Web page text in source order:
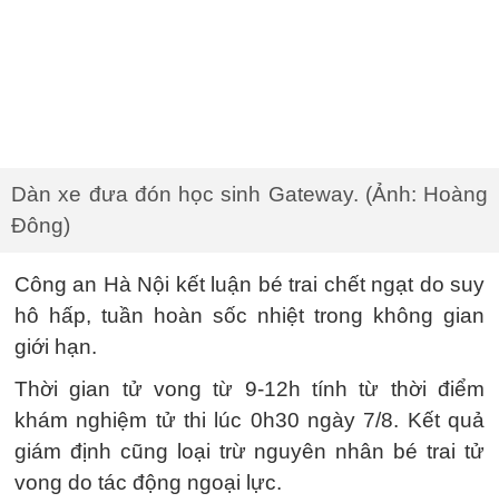
Dàn xe đưa đón học sinh Gateway. (Ảnh: Hoàng
Đông)
Công an Hà Nội kết luận bé trai chết ngạt do suy
hô hấp, tuần hoàn sốc nhiệt trong không gian
giới hạn.
Thời gian tử vong từ 9-12h tính từ thời điểm
khám nghiệm tử thi lúc 0h30 ngày 7/8. Kết quả
giám định cũng loại trừ nguyên nhân bé trai tử
vong do tác động ngoại lực.